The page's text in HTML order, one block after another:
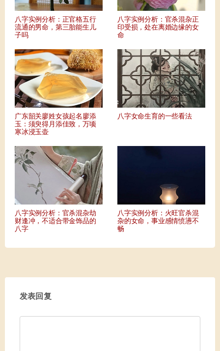
八字实例分析：正官格五行
流通的男命，第三胎能生儿
子吗
八字实例分析：官杀混杂正
印受损，处在离婚边缘的女
命
广东韶关廖姓女孩起名廖添
玉：须臾得月添佳致，万顷
寒冰浸玉壶
八字女命生育的一些看法
八字实例分析：官杀混杂劫
财逢冲，不适合带金饰品的
八字
八字实例分析：火旺官杀混
杂的女命，事业感情愤懑不
畅
发表回复